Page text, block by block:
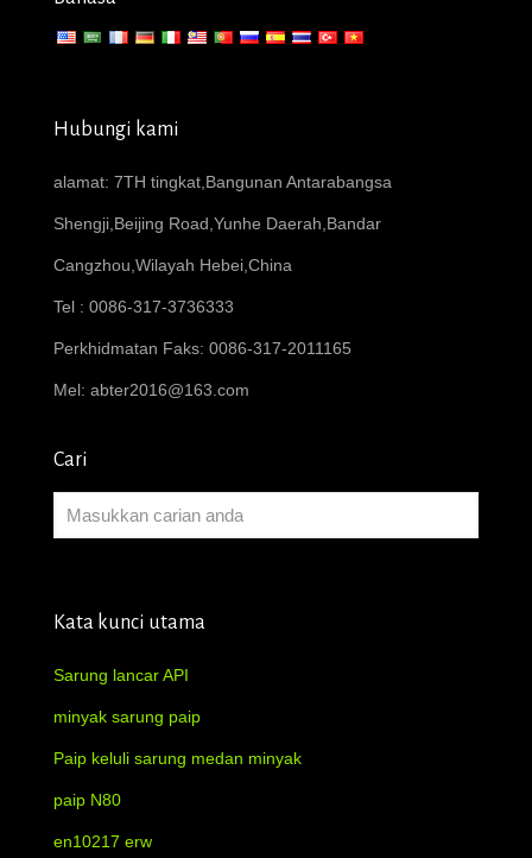
Hubungi kami
alamat: 7TH tingkat,Bangunan Antarabangsa
Shengji,Beijing Road,Yunhe Daerah,Bandar
Cangzhou,Wilayah Hebei,China
Tel : 0086-317-3736333
Perkhidmatan Faks: 0086-317-2011165
Mel: abter2016@163.com
Cari
Kata kunci utama
Sarung lancar API
minyak sarung paip
Paip keluli sarung medan minyak
paip N80
en10217 erw